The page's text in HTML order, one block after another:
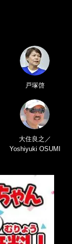
戸塚啓
大住良之／
Yoshiyuki OSUMI